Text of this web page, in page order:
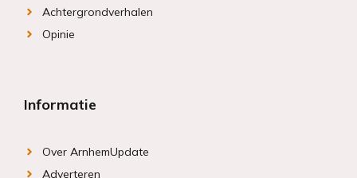
Achtergrondverhalen
Opinie
Informatie
Over ArnhemUpdate
Adverteren